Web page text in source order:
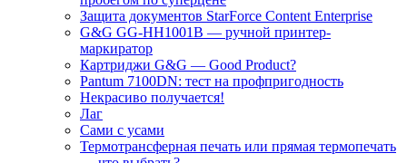
Защита документов StarForce Content Enterprise
G&G GG-HH1001B — ручной принтер-
маркиратор
Картриджи G&G — Good Product?
Pantum 7100DN: тест на профпригодность
Некрасиво получается!
Лаг
Сами с усами
Термотрансферная печать или прямая термопечать